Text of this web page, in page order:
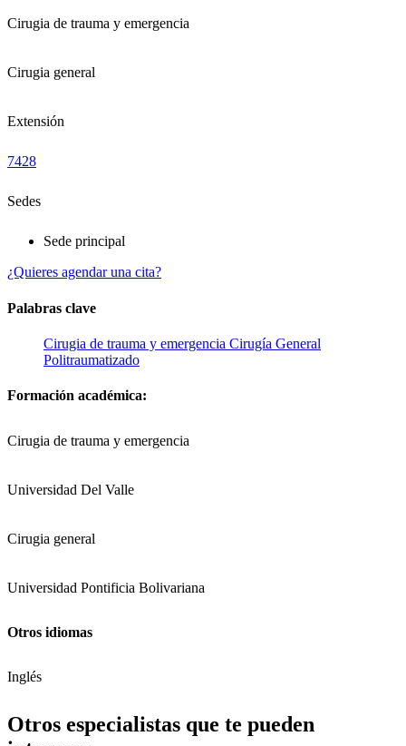
Cirugia de trauma y emergencia
Cirugia general
Extensión
7428
Sedes
Sede principal
¿Quieres agendar una cita?
Palabras clave
Cirugia de trauma y emergencia Cirugía General
Politraumatizado
Formación académica:
Cirugia de trauma y emergencia
Universidad Del Valle
Cirugia general
Universidad Pontificia Bolivariana
Otros idiomas
Inglés
Otros especialistas que te pueden